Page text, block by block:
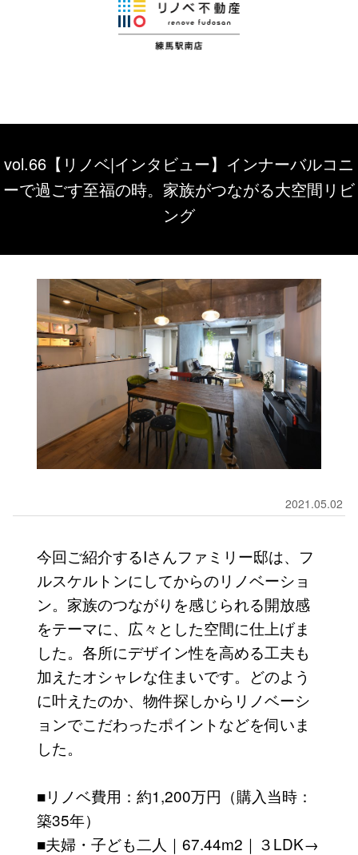
vol.66【リノベ|インタビュー】インナーバルコニ
ーで過ごす至福の時。家族がつながる大空間リビ
ング
2021.05.02
今回ご紹介するIさんファミリー邸は、フ
ルスケルトンにしてからのリノベーショ
ン。家族のつながりを感じられる開放感
をテーマに、広々とした空間に仕上げま
した。各所にデザイン性を高める工夫も
加えたオシャレな住まいです。どのよう
に叶えたのか、物件探しからリノベーシ
ョンでこだわったポイントなどを伺いま
した。
■リノベ費用：約1,200万円（購入当時：
築35年）
■夫婦・子ども二人｜67.44m2｜３LDK→